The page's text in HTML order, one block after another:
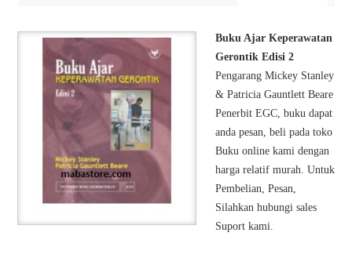
Buku Ajar Keperawatan
Gerontik Edisi 2
Pengarang Mickey Stanley
& Patricia Gauntlett Beare
Penerbit EGC, buku dapat
anda pesan, beli pada toko
Buku online kami dengan
harga relatif murah. Untuk
Pembelian, Pesan,
Silahkan hubungi sales
Suport kami.